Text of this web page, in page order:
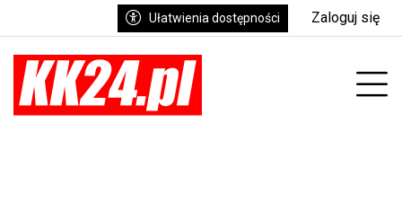
Ułatwienia dostępności Zaloguj się